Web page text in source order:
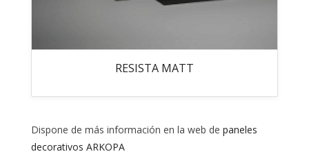
RESISTA MATT
Dispone de más información en la web de paneles
decorativos ARKOPA